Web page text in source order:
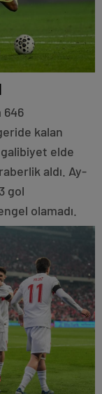
646
kalan
galibiyet elde
aldı. Ay-
gol
olamadı.